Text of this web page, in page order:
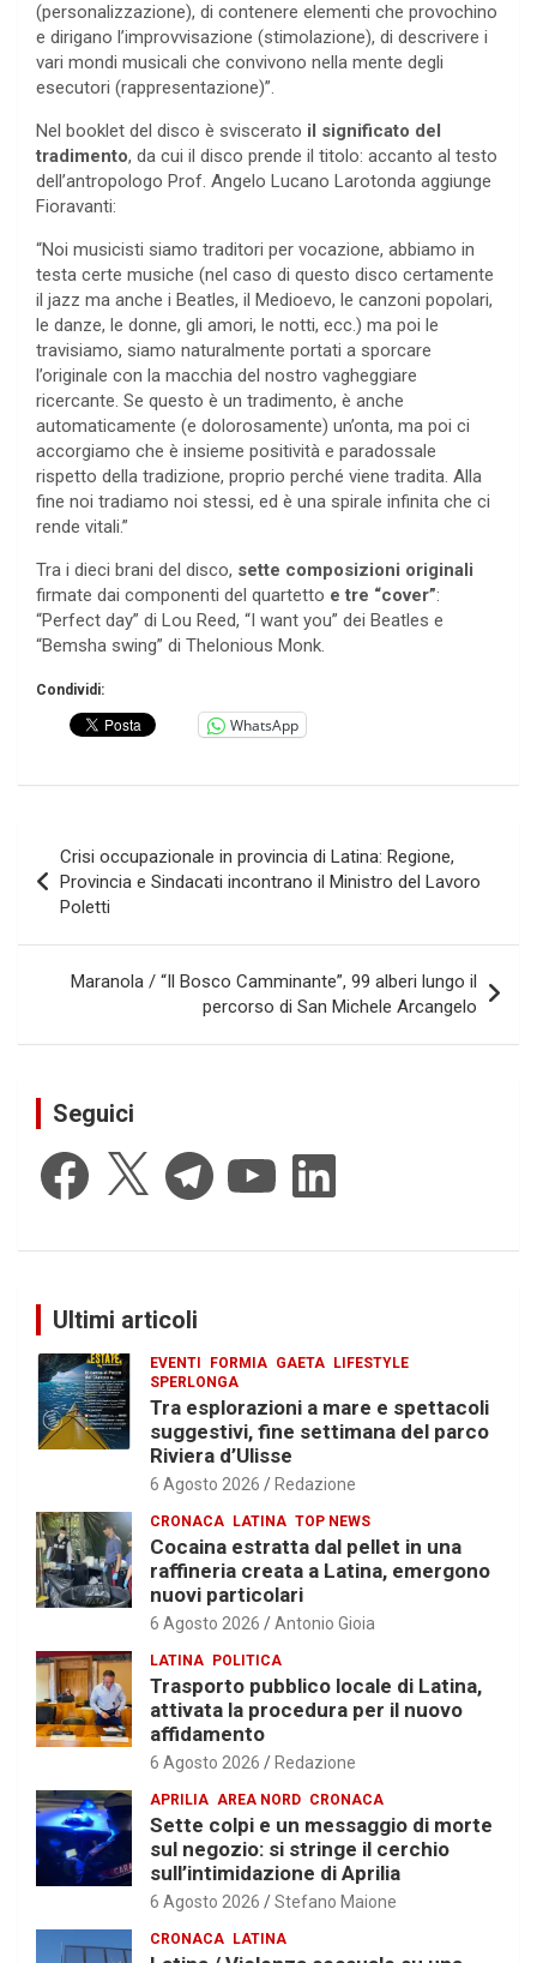
(personalizzazione), di contenere elementi che provochino
e dirigano l’improvvisazione (stimolazione), di descrivere i
vari mondi musicali che convivono nella mente degli
esecutori (rappresentazione)”.
Nel booklet del disco è sviscerato il significato del
tradimento, da cui il disco prende il titolo: accanto al testo
dell’antropologo Prof. Angelo Lucano Larotonda aggiunge
Fioravanti:
“Noi musicisti siamo traditori per vocazione, abbiamo in
testa certe musiche (nel caso di questo disco certamente
il jazz ma anche i Beatles, il Medioevo, le canzoni popolari,
le danze, le donne, gli amori, le notti, ecc.) ma poi le
travisiamo, siamo naturalmente portati a sporcare
l’originale con la macchia del nostro vagheggiare
ricercante. Se questo è un tradimento, è anche
automaticamente (e dolorosamente) un’onta, ma poi ci
accorgiamo che è insieme positività e paradossale
rispetto della tradizione, proprio perché viene tradita. Alla
fine noi tradiamo noi stessi, ed è una spirale infinita che ci
rende vitali.”
Tra i dieci brani del disco, sette composizioni originali
firmate dai componenti del quartetto e tre “cover”:
“Perfect day” di Lou Reed, “I want you” dei Beatles e
“Bemsha swing” di Thelonious Monk.
Condividi:
WhatsApp
articoli
Crisi occupazionale in provincia di Latina: Regione,
Provincia e Sindacati incontrano il Ministro del Lavoro
Poletti
Maranola / “Il Bosco Camminante”, 99 alberi lungo il
percorso di San Michele Arcangelo
Seguici
Facebook Telegram YouTube LinkedIn
Ultimi articoli
EVENTI FORMIA GAETA LIFESTYLE
SPERLONGA
Tra esplorazioni a mare e spettacoli
suggestivi, fine settimana del parco
Riviera d’Ulisse
6 Agosto 2026 Redazione
CRONACA LATINA TOP NEWS
Cocaina estratta dal pellet in una
raffineria creata a Latina, emergono
nuovi particolari
6 Agosto 2026 Antonio Gioia
LATINA POLITICA
Trasporto pubblico locale di Latina,
attivata la procedura per il nuovo
affidamento
6 Agosto 2026 Redazione
APRILIA AREA NORD CRONACA
Sette colpi e un messaggio di morte
sul negozio: si stringe il cerchio
sull’intimidazione di Aprilia
6 Agosto 2026 Stefano Maione
CRONACA LATINA